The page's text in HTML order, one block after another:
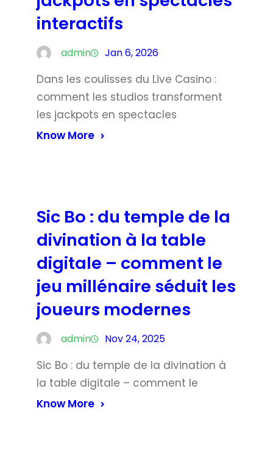
interactifs
admin Jan 6, 2026
Dans les coulisses du Live Casino :
comment les studios transforment
les jackpots en spectacles
Know More
Sic Bo : du temple de la
divination à la table
digitale – comment le
jeu millénaire séduit les
joueurs modernes
admin Nov 24, 2025
Sic Bo : du temple de la divination à
la table digitale – comment le
Know More